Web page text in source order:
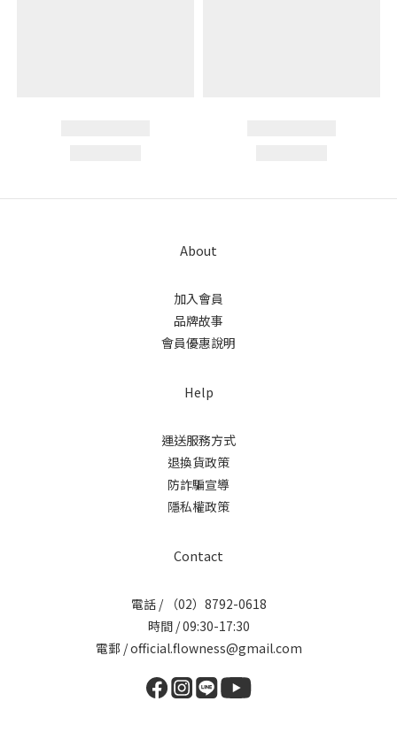
About
加入會員
品牌故事
會員優惠說明
Help
運送服務方式
退換貨政策
防詐騙宣導
隱私權政策
Contact
電話 / （02）8792-0618
時間 / 09:30-17:30
電郵 / official.flowness@gmail.com